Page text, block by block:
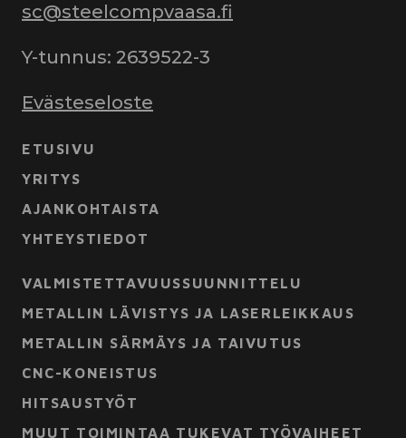
sc@steelcompvaasa.fi
Y-tunnus: 2639522-3
Evästeseloste
ETUSIVU
YRITYS
AJANKOHTAISTA
YHTEYSTIEDOT
VALMISTETTAVUUSSUUNNITTELU
METALLIN LÄVISTYS JA LASERLEIKKAUS
METALLIN SÄRMÄYS JA TAIVUTUS
CNC-KONEISTUS
HITSAUSTYÖT
MUUT TOIMINTAA TUKEVAT TYÖVAIHEET